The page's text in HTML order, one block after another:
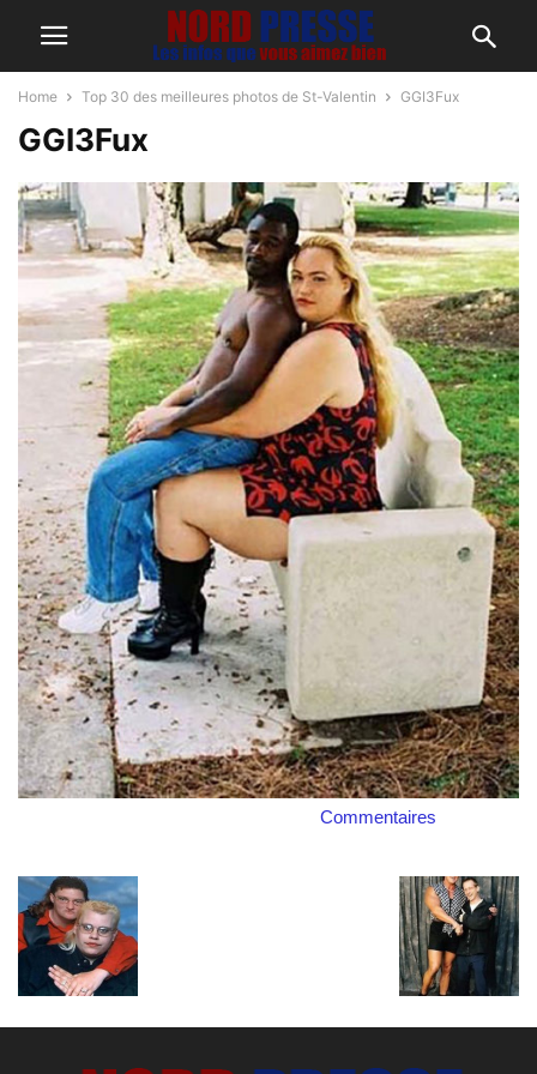
Home Top 30 des meilleures photos de St-Valentin GGI3Fux
GGI3Fux
Commentaires